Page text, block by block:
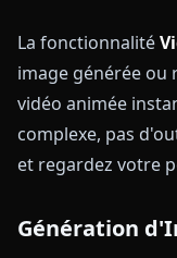
La fonctionnalité
image générée ou
vidéo animée
complexe, pas
et regardez votre
Génération